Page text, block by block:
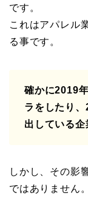
です。
これはアパレル
る事です。
確かに2019
ラをしたり
出している企
しかし、その影
ではありません。